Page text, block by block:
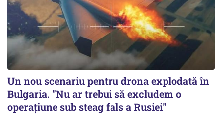
Un nou scenariu pentru drona explodată în
Bulgaria. "Nu ar trebui să excludem o
operațiune sub steag fals a Rusiei"